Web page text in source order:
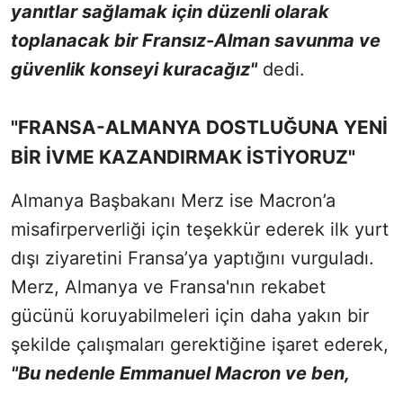
yanıtlar sağlamak için düzenli olarak
toplanacak bir Fransız-Alman savunma ve
güvenlik konseyi kuracağız"dedi.
"FRANSA-ALMANYA DOSTLUĞUNA YENİ
BİR İVME KAZANDIRMAK İSTİYORUZ"
Almanya Başbakanı Merz ise Macron’a
misafirperverliği için teşekkür ederek ilk yurt
dışı ziyaretini Fransa’ya yaptığını vurguladı.
Merz, Almanya ve Fransa'nın rekabet
gücünü koruyabilmeleri için daha yakın bir
şekilde çalışmaları gerektiğine işaret ederek,
"Bu nedenle Emmanuel Macron ve ben,